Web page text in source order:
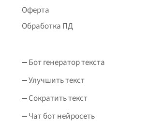
Оферта
Обработка ПД
Бот генератор текста
Улучшить текст
Сократить текст
Чат бот нейросеть